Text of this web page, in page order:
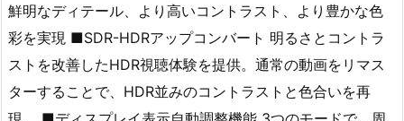
鮮明なディテール、より高いコントラスト、より豊かな色
彩を実現 ■SDR-HDRアップコンバート 明るさとコントラ
ストを改善したHDR視聴体験を提供。通常の動画をリマス
ターすることで、HDR並みのコントラストと色合いを再